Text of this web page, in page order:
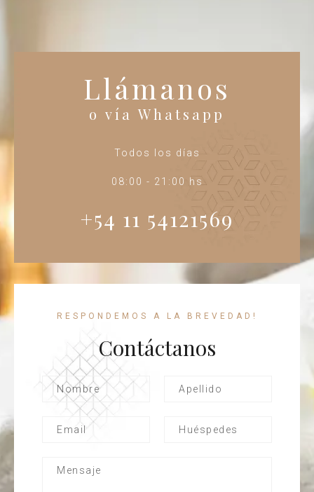
Llámanos
o vía Whatsapp
Todos los días
08:00 - 21:00 hs
+54 11 54121569
RESPONDEMOS A LA BREVEDAD!
Contáctanos